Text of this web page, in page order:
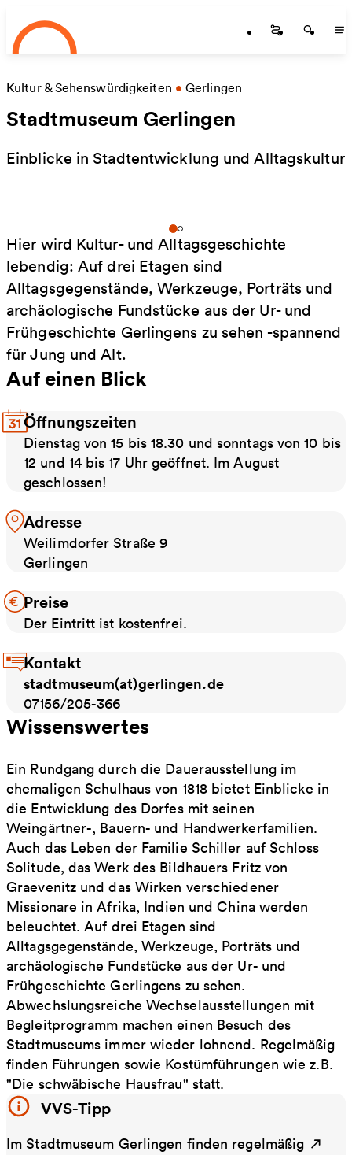
Zum Hauptinhalt springen
Startseite
Kultur & Sehenswürdigkeiten • Gerlingen
Stadtmuseum Gerlingen
Einblicke in Stadtentwicklung und Alltagskultur
Hier wird Kultur- und Alltagsgeschichte
lebendig: Auf drei Etagen sind
Alltagsgegenstände, Werkzeuge, Porträts und
archäologische Fundstücke aus der Ur- und
Frühgeschichte Gerlingens zu sehen -spannend
für Jung und Alt.
Auf einen Blick
Öffnungszeiten
Dienstag von 15 bis 18.30 und sonntags von 10 bis
12 und 14 bis 17 Uhr geöffnet. Im August
geschlossen!
Adresse
Weilimdorfer Straße 9
Gerlingen
Preise
Der Eintritt ist kostenfrei.
Kontakt
stadtmuseum(at)gerlingen.de
07156/205-366
Wissenswertes
Ein Rundgang durch die Dauerausstellung im
ehemaligen Schulhaus von 1818 bietet Einblicke in
die Entwicklung des Dorfes mit seinen
Weingärtner-, Bauern- und Handwerkerfamilien.
Auch das Leben der Familie Schiller auf Schloss
Solitude, das Werk des Bildhauers Fritz von
Graevenitz und das Wirken verschiedener
Missionare in Afrika, Indien und China werden
beleuchtet. Auf drei Etagen sind
Alltagsgegenstände, Werkzeuge, Porträts und
archäologische Fundstücke aus der Ur- und
Frühgeschichte Gerlingens zu sehen.
Abwechslungsreiche Wechselausstellungen mit
Begleitprogramm machen einen Besuch des
Stadtmuseums immer wieder lohnend. Regelmäßig
finden Führungen sowie Kostümführungen wie z.B.
"Die schwäbische Hausfrau" statt.
VVS-Tipp
Im Stadtmuseum Gerlingen finden regelmäßig